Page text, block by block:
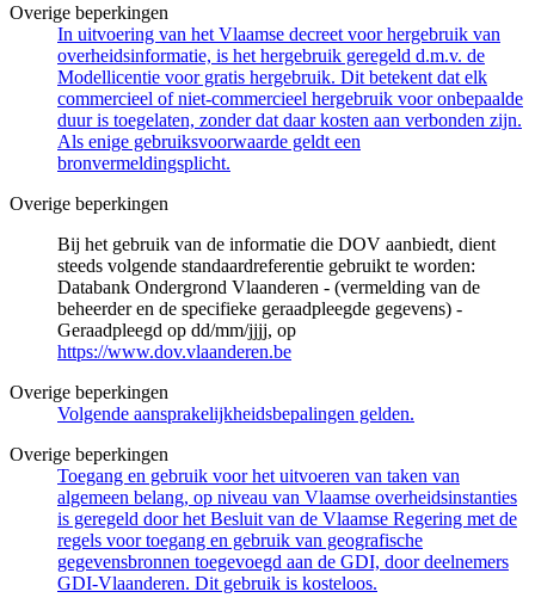
Overige beperkingen
In uitvoering van het Vlaamse decreet voor hergebruik van
overheidsinformatie, is het hergebruik geregeld d.m.v. de
Modellicentie voor gratis hergebruik. Dit betekent dat elk
commercieel of niet-commercieel hergebruik voor onbepaalde
duur is toegelaten, zonder dat daar kosten aan verbonden zijn.
Als enige gebruiksvoorwaarde geldt een
bronvermeldingsplicht.
Overige beperkingen
Bij het gebruik van de informatie die DOV aanbiedt, dient
steeds volgende standaardreferentie gebruikt te worden:
Databank Ondergrond Vlaanderen - (vermelding van de
beheerder en de specifieke geraadpleegde gegevens) -
Geraadpleegd op dd/mm/jjjj, op
https://www.dov.vlaanderen.be
Overige beperkingen
Volgende aansprakelijkheidsbepalingen gelden.
Overige beperkingen
Toegang en gebruik voor het uitvoeren van taken van
algemeen belang, op niveau van Vlaamse overheidsinstanties
is geregeld door het Besluit van de Vlaamse Regering met de
regels voor toegang en gebruik van geografische
gegevensbronnen toegevoegd aan de GDI, door deelnemers
GDI-Vlaanderen. Dit gebruik is kosteloos.